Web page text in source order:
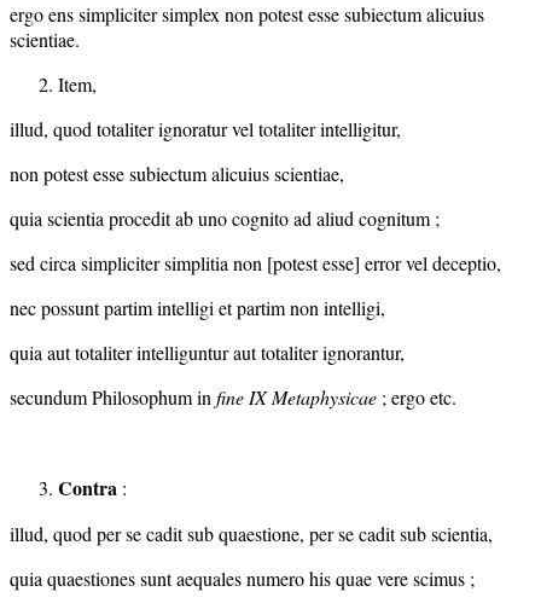
ergo ens simpliciter simplex non potest esse subiectum alicuius
scientiae.
Item,
illud, quod totaliter ignoratur vel totaliter intelligitur,
non potest esse subiectum alicuius scientiae,
quia scientia procedit ab uno cognito ad aliud cognitum ;
sed circa simpliciter simplitia non [potest esse] error vel deceptio,
nec possunt partim intelligi et partim non intelligi,
quia aut totaliter intelliguntur aut totaliter ignorantur,
secundum Philosophum infine IX Metaphysicae ; ergo etc.
Contra :
illud, quod per se cadit sub quaestione, per se cadit sub scientia,
quia quaestiones sunt aequales numero his quae vere scimus ;